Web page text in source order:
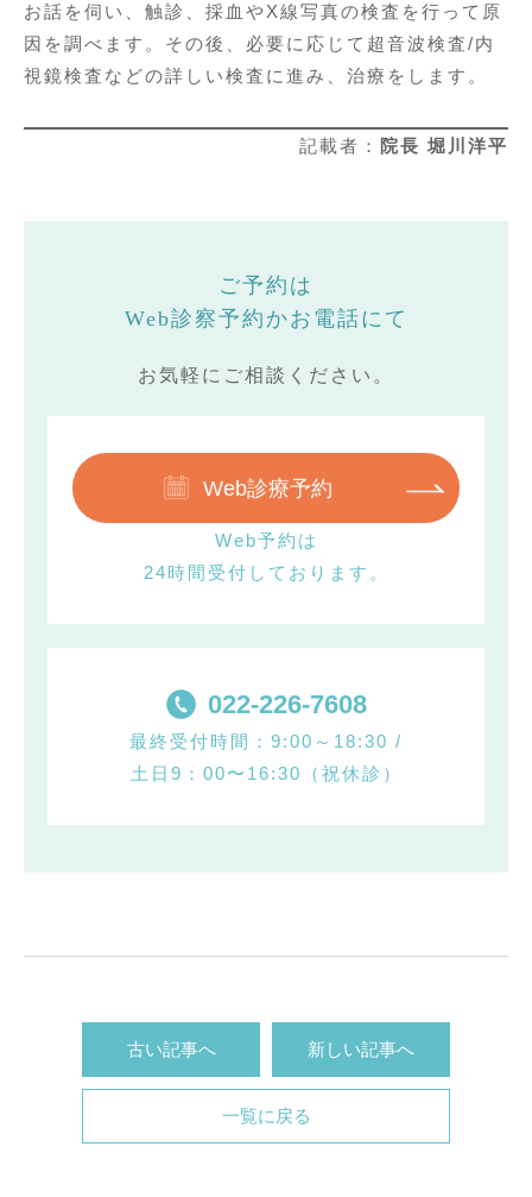
お話を伺い、触診、採血やX線写真の検査を行って原
因を調べます。その後、必要に応じて超音波検査/内
視鏡検査などの詳しい検査に進み、治療をします。
記載者： 院長 堀川洋平
ご予約は
Web診察予約かお電話にて
お気軽にご相談ください。
Web診療予約
Web予約は
24時間受付しております。
022-226-7608
最終受付時間：9:00～18:30 /
土日9：00〜16:30（祝休診）
古い記事へ 新しい記事へ
一覧に戻る